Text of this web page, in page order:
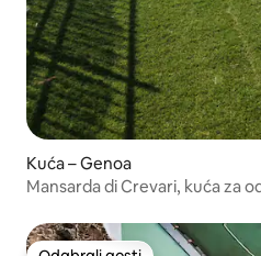
Kuća – Genoa
Mansarda di Crevari, kuća za